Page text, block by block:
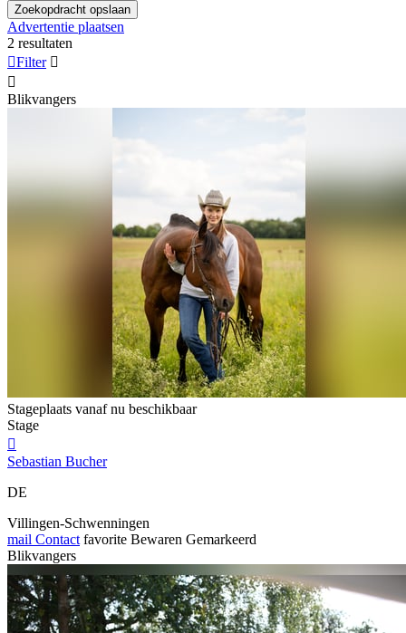
Zoekopdracht opslaan
Advertentie plaatsen
2 resultaten
Filter 

Blikvangers
Stageplaats vanaf nu beschikbaar
Stage

Sebastian Bucher
DE
Villingen-Schwenningen
mail Contact favorite Bewaren Gemarkeerd
Blikvangers